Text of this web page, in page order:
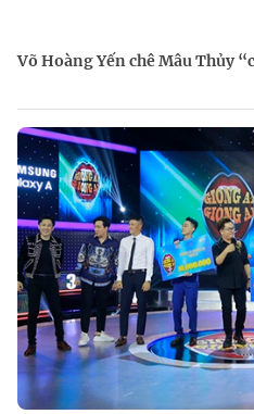
Võ Hoàng Yến chê Mâu Thủy